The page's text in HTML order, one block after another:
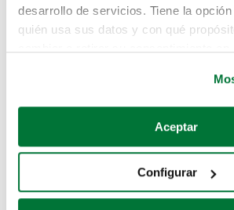
desarrollo de servicios. Tiene la
quién usa sus datos y con qué
Si lo permite, también quisiéramos:
Recopilar información sobre su
Identificar su dispositivo
para buscar características
Aceptar
Configurar
Pero puedes encontrar el coche
buscando en alguno de estos
Coches de segunda mano
Coches de km0